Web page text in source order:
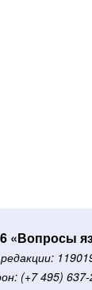
«Вопросы
(+7 495)